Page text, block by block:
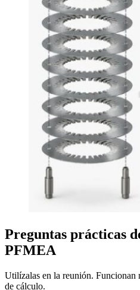
Preguntas prácticas
PFMEA
Utilízalas en la reunión. Funcionan
de cálculo.